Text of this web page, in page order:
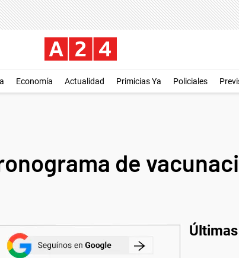
Economía Actualidad Primicias Ya Policiales
de